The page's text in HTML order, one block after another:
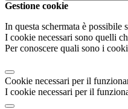
Gestione cookie
In questa schermata è possibile
I cookie necessari sono quelli
Per conoscere quali sono i
Cookie necessari per il
I cookie necessari per il